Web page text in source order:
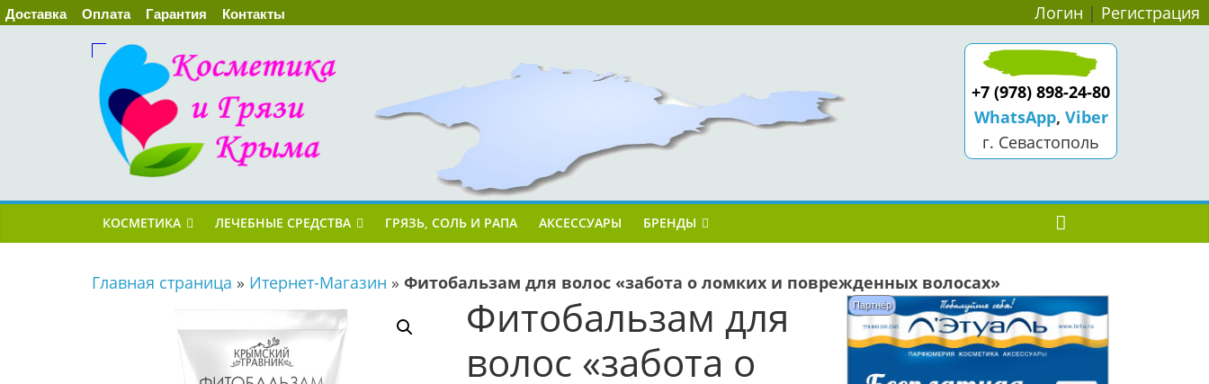
Доставка Оплата Гарантия Контакты Логин | Регистрация
+7 (978) 898-24-80
WhatsApp, Viber
г. Севастополь
КОСМЕТИКА ЛЕЧЕБНЫЕ СРЕДСТВА ГРЯЗЬ, СОЛЬ И РАПА АКСЕССУАРЫ БРЕНДЫ
Главная страница » Итернет-Магазин » Фитобальзам для волос «забота о ломких и поврежденных волосах»
Фитобальзам для
волос «забота о
Партнёр